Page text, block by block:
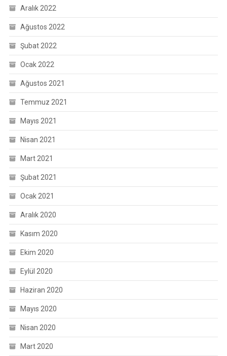
Aralık 2022
Ağustos 2022
Şubat 2022
Ocak 2022
Ağustos 2021
Temmuz 2021
Mayıs 2021
Nisan 2021
Mart 2021
Şubat 2021
Ocak 2021
Aralık 2020
Kasım 2020
Ekim 2020
Eylül 2020
Haziran 2020
Mayıs 2020
Nisan 2020
Mart 2020